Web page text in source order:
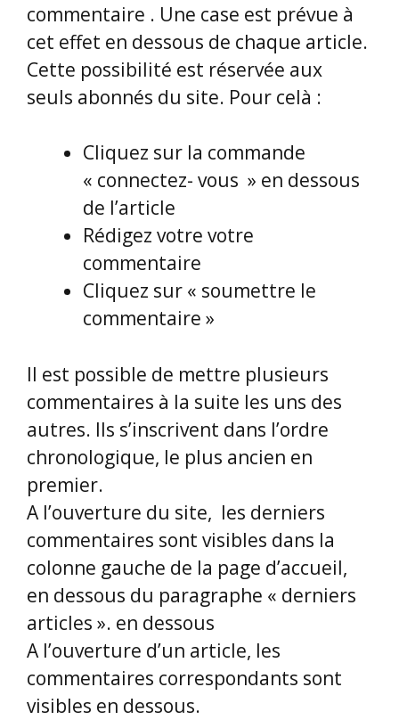
commentaire . Une case est prévue à
cet effet en dessous de chaque article.
Cette possibilité est réservée aux
seuls abonnés du site. Pour celà :
Cliquez sur la commande
« connectez- vous » en dessous
de l’article
Rédigez votre votre
commentaire
Cliquez sur « soumettre le
commentaire »
Il est possible de mettre plusieurs
commentaires à la suite les uns des
autres. Ils s’inscrivent dans l’ordre
chronologique, le plus ancien en
premier.
A l’ouverture du site, les derniers
commentaires sont visibles dans la
colonne gauche de la page d’accueil,
en dessous du paragraphe « derniers
articles ». en dessous
A l’ouverture d’un article, les
commentaires correspondants sont
visibles en dessous.